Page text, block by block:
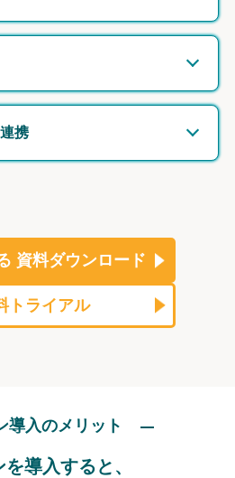
携
資料ダウンロード
トライアル
導入のメリット
導入すると、